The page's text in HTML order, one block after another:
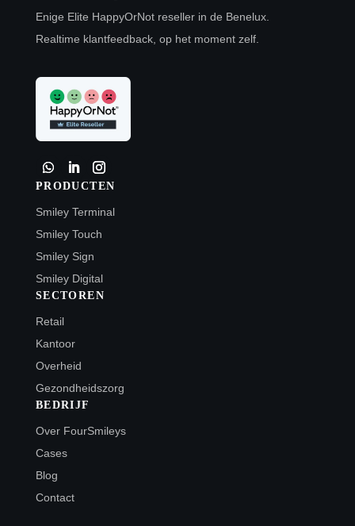
Enige Elite HappyOrNot reseller in de Benelux.
Realtime klantfeedback, op het moment zelf.
PRODUCTEN
Smiley Terminal
Smiley Touch
Smiley Sign
Smiley Digital
SECTOREN
Retail
Kantoor
Overheid
Gezondheidszorg
BEDRIJF
Over FourSmileys
Cases
Blog
Contact